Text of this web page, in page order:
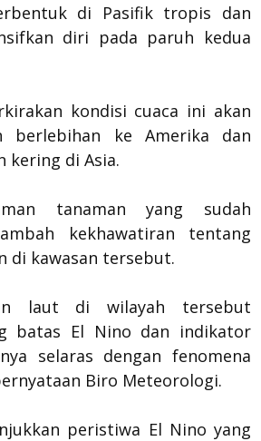
di Pasifik tropis dan
diri pada paruh kedua
kondisi cuaca ini akan
berlebihan ke Amerika dan
kering di Asia.
tanaman yang sudah
kekhawatiran tentang
di kawasan tersebut.
laut di wilayah tersebut
batas El Nino dan indikator
selaras dengan fenomena
Biro Meteorologi.
peristiwa El Nino yang